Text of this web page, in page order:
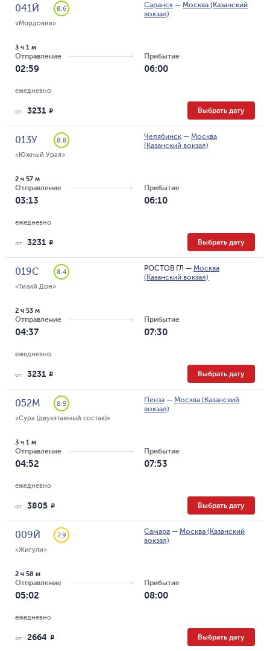
041Й
8.6
«Мордовия»
Саранск — Москва (Казанский
вокзал)
Отправление
02:59
3 ч 1 м
Прибытие
06:00
ежедневно
от 3231 R Выбрать дату
013У
8.8
«Южный Урал»
Челябинск — Москва
(Казанский вокзал)
Отправление
03:13
2 ч 57 м
Прибытие
06:10
ежедневно
от 3231 R Выбрать дату
019С
8.4
«Тихий Дон»
РОСТОВ ГЛ — Москва
(Казанский вокзал)
Отправление
04:37
2 ч 53 м
Прибытие
07:30
ежедневно
от 3231 R Выбрать дату
052М
8.9
«Сура (двухэтажный состав)»
Пенза — Москва (Казанский
вокзал)
Отправление
04:52
3 ч 1 м
Прибытие
07:53
ежедневно
от 3805 R Выбрать дату
009Й
7.9
«Жигули»
Самара — Москва (Казанский
вокзал)
Отправление
05:02
2 ч 58 м
Прибытие
08:00
ежедневно
от 2664 R Выбрать дату